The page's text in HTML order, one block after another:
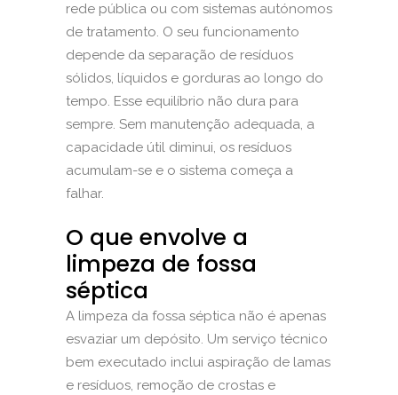
rede pública ou com sistemas autónomos
de tratamento. O seu funcionamento
depende da separação de resíduos
sólidos, líquidos e gorduras ao longo do
tempo. Esse equilíbrio não dura para
sempre. Sem manutenção adequada, a
capacidade útil diminui, os resíduos
acumulam-se e o sistema começa a
falhar.
O que envolve a
limpeza de fossa
séptica
A limpeza da fossa séptica não é apenas
esvaziar um depósito. Um serviço técnico
bem executado inclui aspiração de lamas
e resíduos, remoção de crostas e